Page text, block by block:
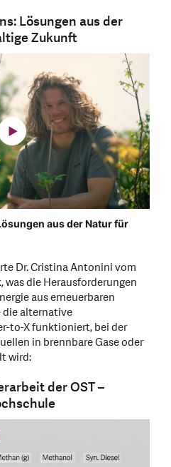
Lösungen aus der
Zukunft
aus der Natur für
Dr. Cristina Antonini vom
die Herausforderungen
aus erneuerbaren
die alternative
to-X funktioniert, bei der
in brennbare Gase oder
wird:
der OST –